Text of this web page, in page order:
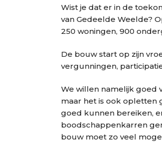
Wist je dat er in de
van Gedeelde Weelde?
250 woningen, 900
De bouw start op zijn
vergunningen,
We willen namelijk goed
maar het is ook opletten
goed kunnen bereiken,
boodschappenkarren
bouw moet zo veel